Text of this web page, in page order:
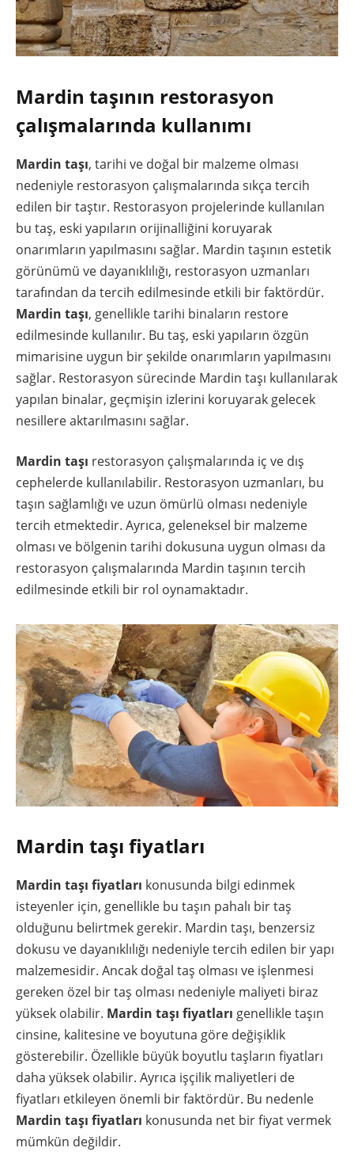
Mardin taşının restorasyon
çalışmalarında kullanımı
Mardin taşı, tarihi ve doğal bir malzeme olması
nedeniyle restorasyon çalışmalarında sıkça tercih
edilen bir taştır. Restorasyon projelerinde kullanılan
bu taş, eski yapıların orijinalliğini koruyarak
onarımların yapılmasını sağlar. Mardin taşının estetik
görünümü ve dayanıklılığı, restorasyon uzmanları
tarafından da tercih edilmesinde etkili bir faktördür.
Mardin taşı, genellikle tarihi binaların restore
edilmesinde kullanılır. Bu taş, eski yapıların özgün
mimarisine uygun bir şekilde onarımların yapılmasını
sağlar. Restorasyon sürecinde Mardin taşı kullanılarak
yapılan binalar, geçmişin izlerini koruyarak gelecek
nesillere aktarılmasını sağlar.
Mardin taşı restorasyon çalışmalarında iç ve dış
cephelerde kullanılabilir. Restorasyon uzmanları, bu
taşın sağlamlığı ve uzun ömürlü olması nedeniyle
tercih etmektedir. Ayrıca, geleneksel bir malzeme
olması ve bölgenin tarihi dokusuna uygun olması da
restorasyon çalışmalarında Mardin taşının tercih
edilmesinde etkili bir rol oynamaktadır.
Mardin taşı fiyatları
Mardin taşı fiyatları konusunda bilgi edinmek
isteyenler için, genellikle bu taşın pahalı bir taş
olduğunu belirtmek gerekir. Mardin taşı, benzersiz
dokusu ve dayanıklılığı nedeniyle tercih edilen bir yapı
malzemesidir. Ancak doğal taş olması ve işlenmesi
gereken özel bir taş olması nedeniyle maliyeti biraz
yüksek olabilir. Mardin taşı fiyatları genellikle taşın
cinsine, kalitesine ve boyutuna göre değişiklik
gösterebilir. Özellikle büyük boyutlu taşların fiyatları
daha yüksek olabilir. Ayrıca işçilik maliyetleri de
fiyatları etkileyen önemli bir faktördür. Bu nedenle
Mardin taşı fiyatları konusunda net bir fiyat vermek
mümkün değildir.